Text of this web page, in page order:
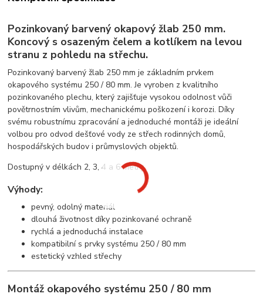
Pozinkovaný barvený okapový žlab 250 mm.
Koncový s osazeným čelem a kotlíkem na levou
stranu z pohledu na střechu.
Pozinkovaný barvený žlab 250 mm je základním prvkem
okapového systému 250 / 80 mm. Je vyroben z kvalitního
pozinkovaného plechu, který zajišťuje vysokou odolnost vůči
povětrnostním vlivům, mechanickému poškození i korozi. Díky
svému robustnímu zpracování a jednoduché montáži je ideální
volbou pro odvod dešťové vody ze střech rodinných domů,
hospodářských budov i průmyslových objektů.
Dostupný v délkách 2, 3, 4 a 6 metry.
Výhody:
pevný, odolný materiál
dlouhá životnost díky pozinkované ochraně
rychlá a jednoduchá instalace
kompatibilní s prvky systému 250 / 80 mm
estetický vzhled střechy
Montáž okapového systému 250 / 80 mm